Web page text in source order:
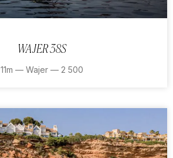
WAJER 38S
11m — Wajer — 2 500